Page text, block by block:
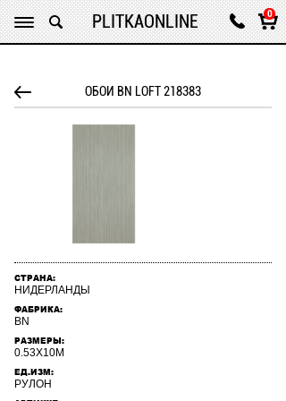
PLITKAONLINE 0
Нашли дешевле? Звоните нам !
ОБОИ BN LOFT 218383
СТРАНА:
НИДЕРЛАНДЫ
ФАБРИКА:
BN
РАЗМЕРЫ:
0.53X10М
ЕД.ИЗМ:
РУЛОН